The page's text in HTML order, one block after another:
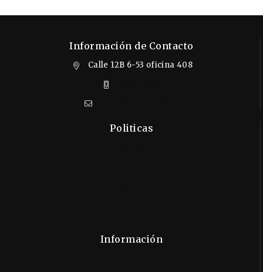
Información de Contacto
Calle 12B 6-53 oficina 408
Politicas
Información